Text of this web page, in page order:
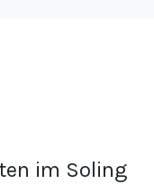
im Soling